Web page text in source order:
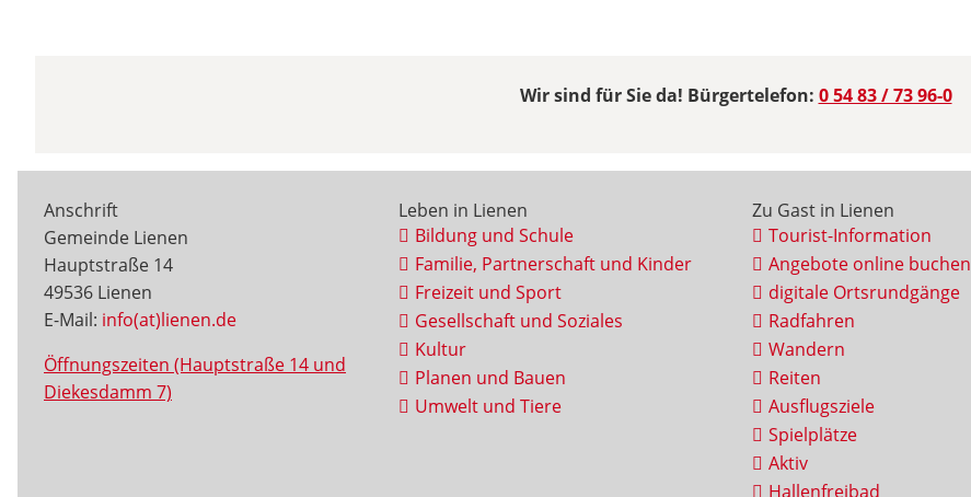
Wir sind für Sie da! Bürgertelefon: 0 54 83 / 73 96-0
Anschrift
Gemeinde Lienen
Hauptstraße 14
49536 Lienen
E-Mail: info(at)lienen.de
Öffnungszeiten (Hauptstraße 14 und
Diekesdamm 7)
Leben in Lienen
Bildung und Schule
Familie, Partnerschaft und Kinder
Freizeit und Sport
Gesellschaft und Soziales
Kultur
Planen und Bauen
Umwelt und Tiere
Zu Gast in Lienen
Tourist-Information
Angebote online buchen
digitale Ortsrundgänge
Radfahren
Wandern
Reiten
Ausflugsziele
Spielplätze
Aktiv
Hallenfreibad